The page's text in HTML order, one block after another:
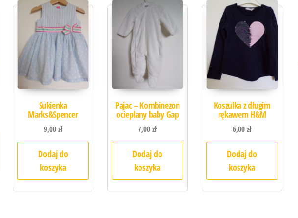
Sukienka
Marks&Spencer
9,00zł
Dodaj do
koszyka
Pajac – Kombinezon
ocieplany baby Gap
7,00zł
Dodaj do
koszyka
Koszulka z długim
rękawem H&M
6,00zł
Dodaj do
koszyka